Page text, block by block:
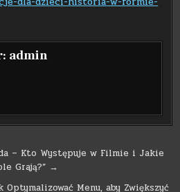
admin
– Kto Występuje w Filmie i Jakie
Grają?” →
Menu, aby Zwiększyć